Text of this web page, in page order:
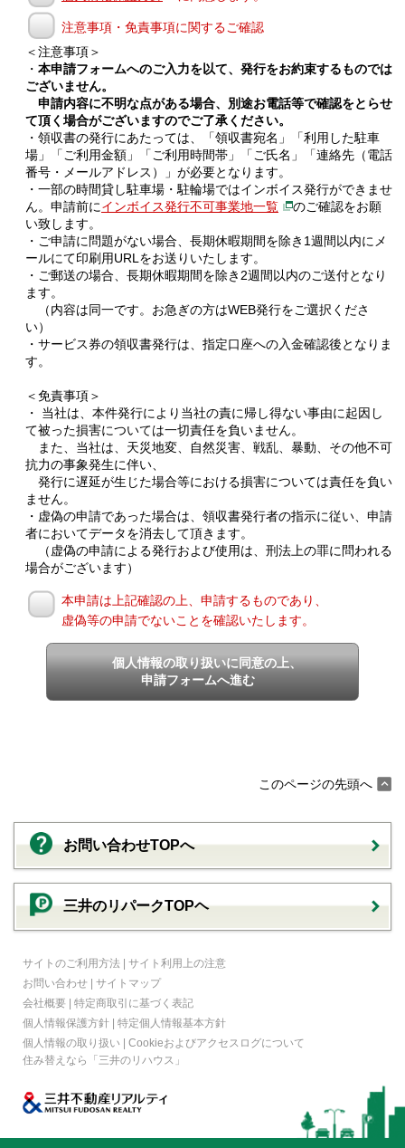
注意事項・免責事項に関するご確認
＜注意事項＞
・ 本申請フォームへのご入力を以て、発行をお約束するものでは
ございません。
申請内容に不明な点がある場合、別途お電話等で確認をとらせ
て頂く場合がございますのでご了承ください。
・領収書の発行にあたっては、「領収書宛名」「利用した駐車
場」「ご利用金額」「ご利用時間帯」「ご氏名」「連絡先（電話
番号・メールアドレス）」が必要となります。
・一部の時間貸し駐車場・駐輪場ではインボイス発行ができませ
ん。申請前にインボイス発行不可事業地一覧
のご確認をお願
い致します。
・ご申請に問題がない場合、長期休暇期間を除き1週間以内にメ
ールにて印刷用URLをお送りいたします。
・ご郵送の場合、長期休暇期間を除き2週間以内のご送付となり
ます。
（内容は同一です。お急ぎの方はWEB発行をご選択くださ
い）
・サービス券の領収書発行は、指定口座への入金確認後となりま
す。
＜免責事項＞
・ 当社は、本件発行により当社の責に帰し得ない事由に起因し
て被った損害については一切責任を負いません。
また、当社は、天災地変、自然災害、戦乱、暴動、その他不可
抗力の事象発生に伴い、
発行に遅延が生じた場合等における損害については責任を負い
ません。
・虚偽の申請であった場合は、領収書発行者の指示に従い、申請
者においてデータを消去して頂きます。
（虚偽の申請による発行および使用は、刑法上の罪に問われる
場合がございます）
本申請は上記確認の上、申請するものであり、
虚偽等の申請でないことを確認いたします。
個人情報の取り扱いに同意の上、
申請フォームへ進む
このページの先頭へ
お問い合わせTOPへ
三井のリパークTOPヘ
サイトのご利用方法 | サイト利用上の注意
お問い合わせ | サイトマップ
会社概要 | 特定商取引に基づく表記
個人情報保護方針 | 特定個人情報基本方針
個人情報の取り扱い | Cookieおよびアクセスログについて
住み替えなら
「三井のリハウス」